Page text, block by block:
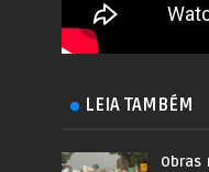
LEIA TAMBÉM
Obras